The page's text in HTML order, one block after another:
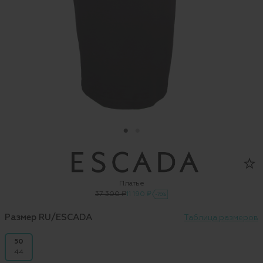
Платье
37 300 ₽ 11 190 ₽ -70%
Размер RU/ESCADA Таблица размеров
50
44